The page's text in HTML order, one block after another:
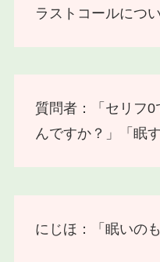
ラストコールにつ
質問者：「セリフ
んですか？」「眠
にじほ：「眠いの